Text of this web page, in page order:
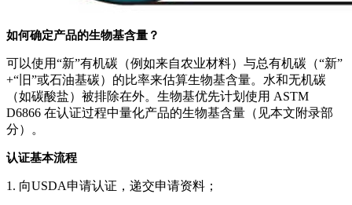
如何确定产品的生物基含量？
可以使用“新”有机碳（例如来自农业材料）与总有机碳（“新”
+“旧”或石油基碳）的比率来估算生物基含量。水和无机碳
（如碳酸盐）被排除在外。生物基优先计划使用 ASTM
D6866 在认证过程中量化产品的生物基含量（见本文附录部
分）。
认证基本流程
1. 向USDA申请认证，递交申请资料；